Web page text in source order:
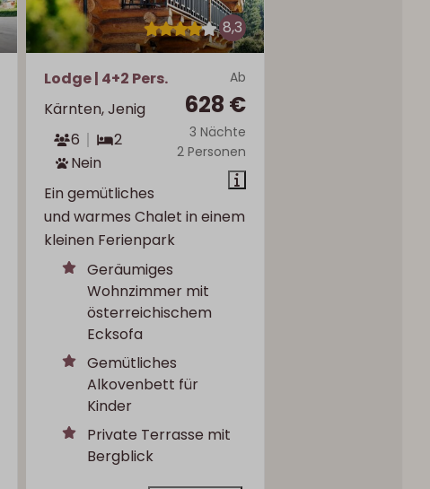
8,3
Ab
628 €
3 Nächte
2 Personen
Lodge | 4+2 Pers.
Kärnten, Jenig
6
2
Nein
Ein gemütliches
und warmes Chalet in einem
kleinen Ferienpark
Geräumiges
Wohnzimmer mit
österreichischem
Ecksofa
Gemütliches
Alkovenbett für
Kinder
Private Terrasse mit
Bergblick